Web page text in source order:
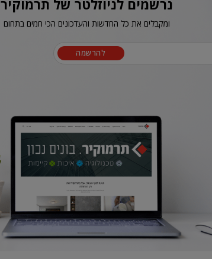
נרשמים לניוזלטר של תרמוקיר
ומקבלים את כל החדשות והעדכונים הכי חמים בתחום
להרשמה